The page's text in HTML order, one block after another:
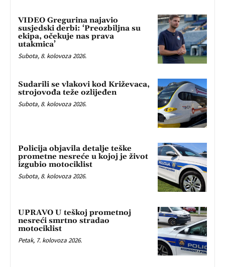
VIDEO Gregurina najavio
susjedski derbi: ‘Preozbiljna su
ekipa, očekuje nas prava
utakmica’
Subota, 8. kolovoza 2026.
Sudarili se vlakovi kod Križevaca,
strojovođa teže ozlijeđen
Subota, 8. kolovoza 2026.
Policija objavila detalje teške
prometne nesreće u kojoj je život
izgubio motociklist
Subota, 8. kolovoza 2026.
UPRAVO U teškoj prometnoj
nesreći smrtno stradao
motociklist
Petak, 7. kolovoza 2026.